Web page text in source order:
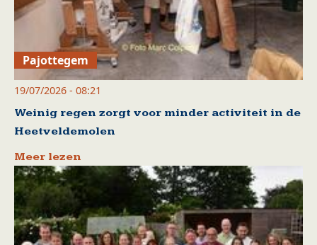
Pajottegem
19/07/2026 - 08:21
Weinig regen zorgt voor minder activiteit in de
Heetveldemolen
Meer lezen